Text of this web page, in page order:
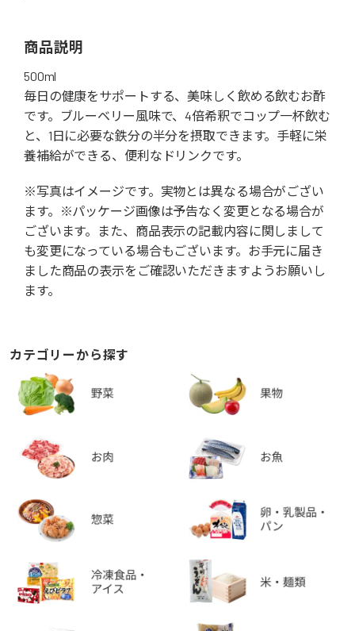
商品説明
500ml
毎日の健康をサポートする、美味しく飲める飲むお酢
です。ブルーベリー風味で、4倍希釈でコップ一杯飲む
と、1日に必要な鉄分の半分を摂取できます。手軽に栄
養補給ができる、便利なドリンクです。
※写真はイメージです。実物とは異なる場合がござい
ます。※パッケージ画像は予告なく変更となる場合が
ございます。また、商品表示の記載内容に関しまして
も変更になっている場合もございます。お手元に届き
ました商品の表示をご確認いただきますようお願いし
ます。
カテゴリーから探す